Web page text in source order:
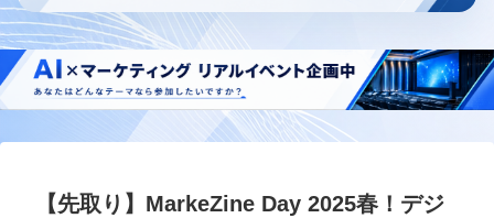
【先取り】MarkeZine Day 2025春！デジ